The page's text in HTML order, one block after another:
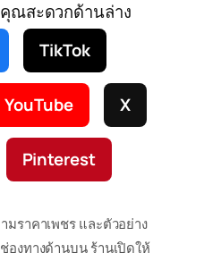
ณสะดวกด้านล่าง
TikTok
YouTube X
Pinterest
มราคาเพชร และตัวอย่าง
องทางด้านบน ร้านเปิดให้